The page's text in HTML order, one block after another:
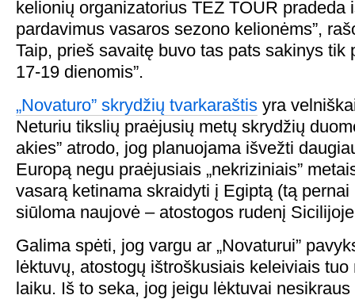
kelionių organizatorius TEZ TOUR pradeda
pardavimus vasaros sezono kelionėms”,
Taip, prieš savaitę buvo tas pats sakinys tik
17-19 dienomis”.
„Novaturo” skrydžių tvarkaraštis yra
Neturiu tikslių praėjusių metų skrydžių
akies” atrodo, jog planuojama išvežti
Europą negu praėjusiais „nekriziniais”
vasarą ketinama skraidyti į Egiptą (tą pernai
siūloma naujovė – atostogos rudenį
Galima spėti, jog vargu ar „Novaturui”
lėktuvų, atostogų ištroškusiais keleiviais
laiku. Iš to seka, jog jeigu lėktuvai